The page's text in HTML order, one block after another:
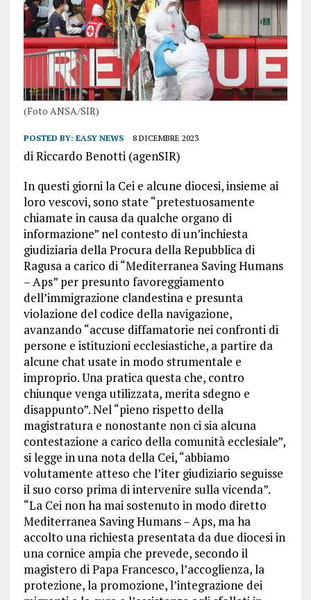
(Foto ANSA/SIR)
POSTED BY: EASY NEWS 8 DICEMBRE 2023
di Riccardo Benotti (agenSIR)
In questi giorni la Cei e alcune diocesi, insieme ai
loro vescovi, sono state “pretestuosamente
chiamate in causa da qualche organo di
informazione” nel contesto di un’inchiesta
giudiziaria della Procura della Repubblica di
Ragusa a carico di “Mediterranea Saving Humans
– Aps” per presunto favoreggiamento
dell’immigrazione clandestina e presunta
violazione del codice della navigazione,
avanzando “accuse diffamatorie nei confronti di
persone e istituzioni ecclesiastiche, a partire da
alcune chat usate in modo strumentale e
improprio. Una pratica questa che, contro
chiunque venga utilizzata, merita sdegno e
disappunto”. Nel “pieno rispetto della
magistratura e nonostante non ci sia alcuna
contestazione a carico della comunità ecclesiale”,
si legge in una nota della Cei, “abbiamo
volutamente atteso che l’iter giudiziario seguisse
il suo corso prima di intervenire sulla vicenda”.
“La Cei non ha mai sostenuto in modo diretto
Mediterranea Saving Humans – Aps, ma ha
accolto una richiesta presentata da due diocesi in
una cornice ampia che prevede, secondo il
magistero di Papa Francesco, l’accoglienza, la
protezione, la promozione, l’integrazione dei